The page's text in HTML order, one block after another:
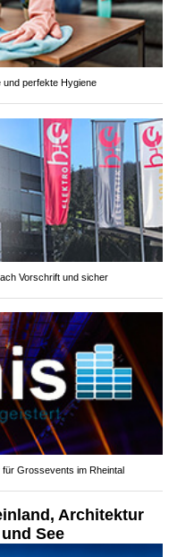
und perfekte Hygiene
Vorschrift und sicher
Grossevents im Rheintal
Architektur
See